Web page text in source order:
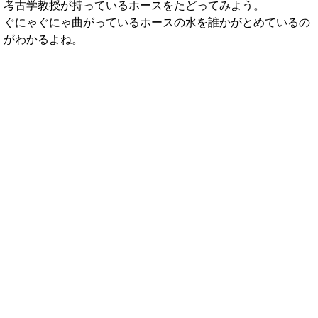
考古学教授が持っているホースをたどってみよう。
ぐにゃぐにゃ曲がっているホースの水を誰かがとめているの
がわかるよね。